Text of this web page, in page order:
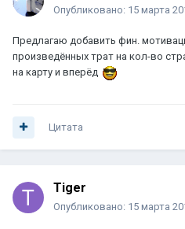
Опубликовано: 15 марта
Предлагаю добавить фин.
произведённых трат на кол-во
на карту и вперёд
Цитата
Tiger
Опубликовано: 15 марта